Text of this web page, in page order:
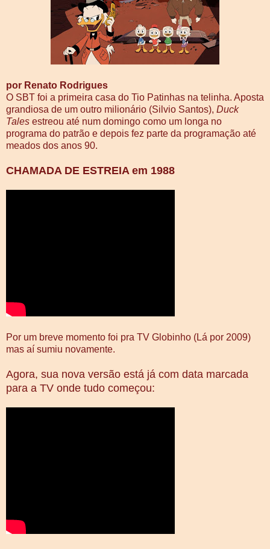
por Renato Rodrigues
O SBT foi a primeira casa do Tio Patinhas na telinha. Aposta
grandiosa de um outro milionário (Silvio Santos), Duck
Tales estreou até num domingo como um longa no
programa do patrão e depois fez parte da programação até
meados dos anos 90.
CHAMADA DE ESTREIA em 1988
Por um breve momento foi pra TV Globinho (Lá por 2009)
mas aí sumiu novamente.
Agora, sua nova versão está já com data marcada
para a TV onde tudo começou: